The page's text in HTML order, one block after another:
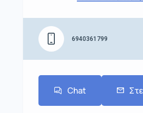
6940361799
Chat